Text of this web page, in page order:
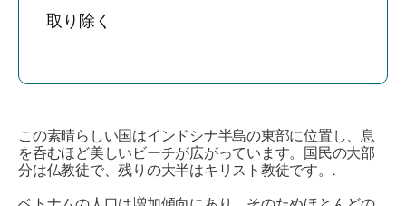
取り除く
この素晴らしい国はインドシナ半島の東部に位置し、息
を呑むほど美しいビーチが広がっています。国民の大部
分は仏教徒で、残りの大半はキリスト教徒です。.